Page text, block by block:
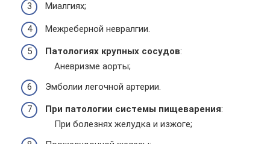
Миалгиях;
Межреберной невралгии.
Патологиях крупных сосудов:
Аневризме аорты;
Эмболии легочной артерии.
При патологии системы пищеварения:
При болезнях желудка и изжоге;